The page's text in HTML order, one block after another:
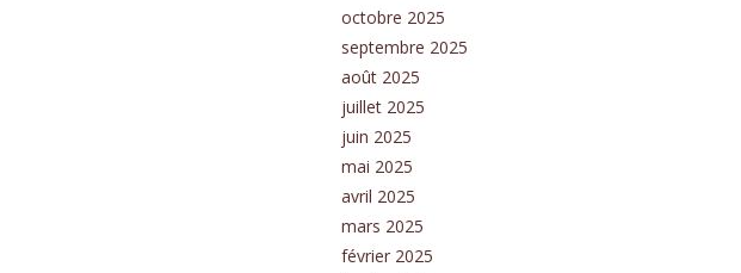
octobre 2025
septembre 2025
août 2025
juillet 2025
juin 2025
mai 2025
avril 2025
mars 2025
février 2025